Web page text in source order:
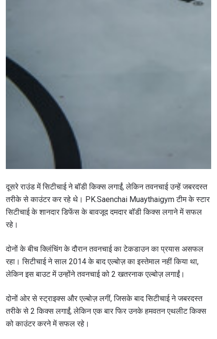
दूसरे राउंड में सिटीचाई ने बॉडी किक्स लगाईं, लेकिन तवनचाई उन्हें जबरदस्त
तरीके से काउंटर कर रहे थे। PK.Saenchai Muaythaigym टीम के स्टार
सिटीचाई के शानदार डिफेंस के बावजूद दमदार बॉडी किक्स लगाने में सफल
रहे।
दोनों के बीच क्लिंचिंग के दौरान तवनचाई का टेकडाउन का प्रयास असफल
रहा। सिटीचाई ने साल 2014 के बाद एल्बोज़ का इस्तेमाल नहीं किया था,
लेकिन इस बाउट में उन्होंने तवनचाई को 2 खतरनाक एल्बोज़ लगाईं।
दोनों ओर से स्ट्राइक्स और एल्बोज़ लगीं, जिसके बाद सिटीचाई ने जबरदस्त
तरीके से 2 किक्स लगाईं, लेकिन एक बार फिर उनके हमवतन एथलीट किक्स
को काउंटर करने में सफल रहे।